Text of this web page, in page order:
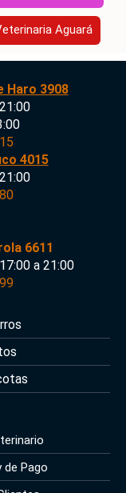
Aguará
Haro 3908
4015
6611
a 21:00
de Pago